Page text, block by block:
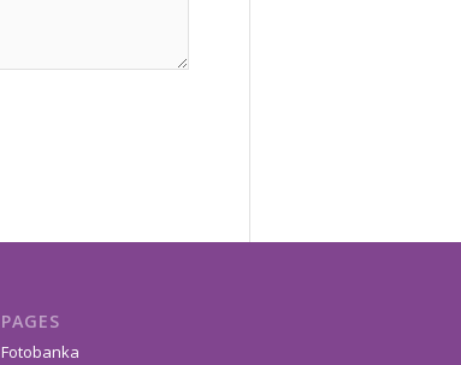
PAGES
Fotobanka